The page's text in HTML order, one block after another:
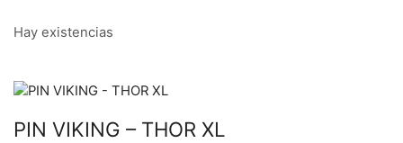
Hay existencias
PIN VIKING – THOR XL